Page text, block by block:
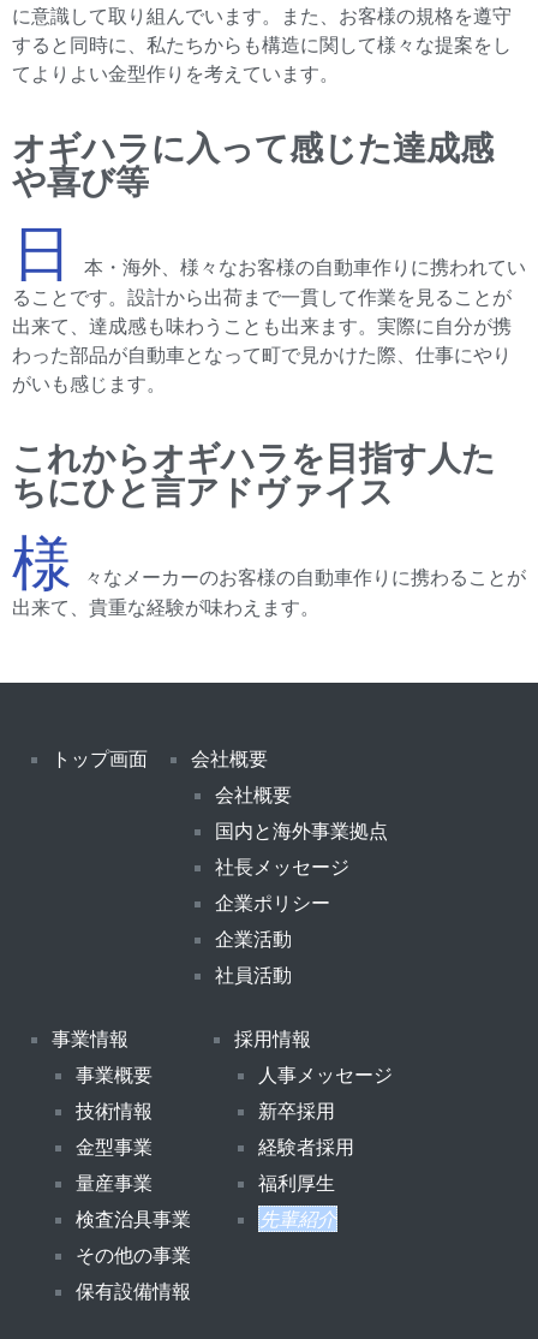
に意識して取り組んでいます。また、お客様の規格を遵守
すると同時に、私たちからも構造に関して様々な提案をし
てよりよい金型作りを考えています。
オギハラに入って感じた達成感
や喜び等
日
本・海外、様々なお客様の自動車作りに携われてい
ることです。設計から出荷まで一貫して作業を見ることが
出来て、達成感も味わうことも出来ます。実際に自分が携
わった部品が自動車となって町で見かけた際、仕事にやり
がいも感じます。
これからオギハラを目指す人た
ちにひと言アドヴァイス
様
々なメーカーのお客様の自動車作りに携わることが
出来て、貴重な経験が味わえます。
トップ画面
会社概要
会社概要
国内と海外事業拠点
社長メッセージ
企業ポリシー
企業活動
社員活動
事業情報
事業概要
技術情報
金型事業
量産事業
検査治具事業
その他の事業
保有設備情報
採用情報
人事メッセージ
新卒採用
経験者採用
福利厚生
先輩紹介